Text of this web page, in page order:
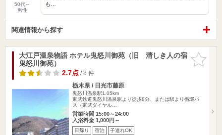
50代～
男性
も…
関連情報から探す
お気に入
りに追加
大江戸温泉物語 ホテル鬼怒川御苑（旧 清しき人の宿
鬼怒川御苑）
2.7点/ 8 件
栃木県 / 日光市藤原
鬼怒川温泉駅1.05km
東武鉄道鬼怒川温泉駅より徒歩8分、または駅より循環バ
ス（東武ダイヤル…
営業時間 15:00～24:00
入浴料金 1,000円～
日帰り 宿泊 子連れOK